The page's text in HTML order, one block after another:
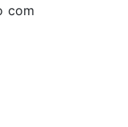
com